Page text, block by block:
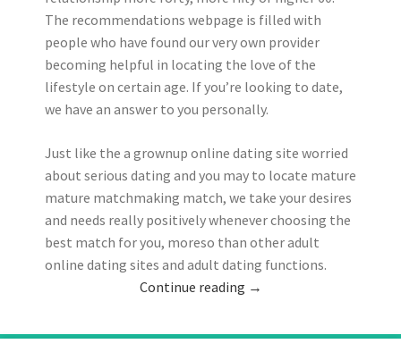
The recommendations webpage is filled with
people who have found our very own provider
becoming helpful in locating the love of the
lifestyle on certain age. If you’re looking to date,
we have an answer to you personally.
Just like the a grownup online dating site worried
about serious dating and you may to locate mature
mature matchmaking match, we take your desires
and needs really positively whenever choosing the
best match for you, moreso than other adult
online dating sites and adult dating functions.
Continue reading →